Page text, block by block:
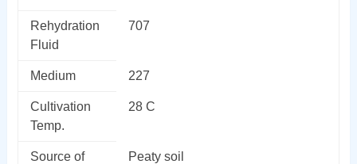
Rehydration
Fluid
707
Medium 227
Cultivation
Temp.
28 C
Source of
Peaty soil